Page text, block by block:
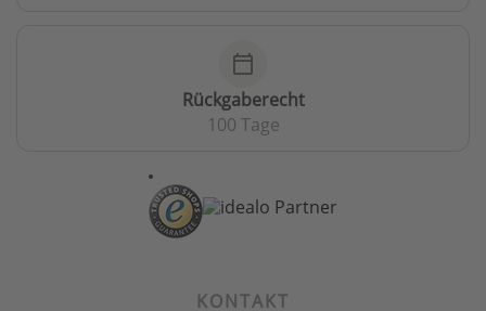
calendar_today
Rückgaberecht
100 Tage
KONTAKT